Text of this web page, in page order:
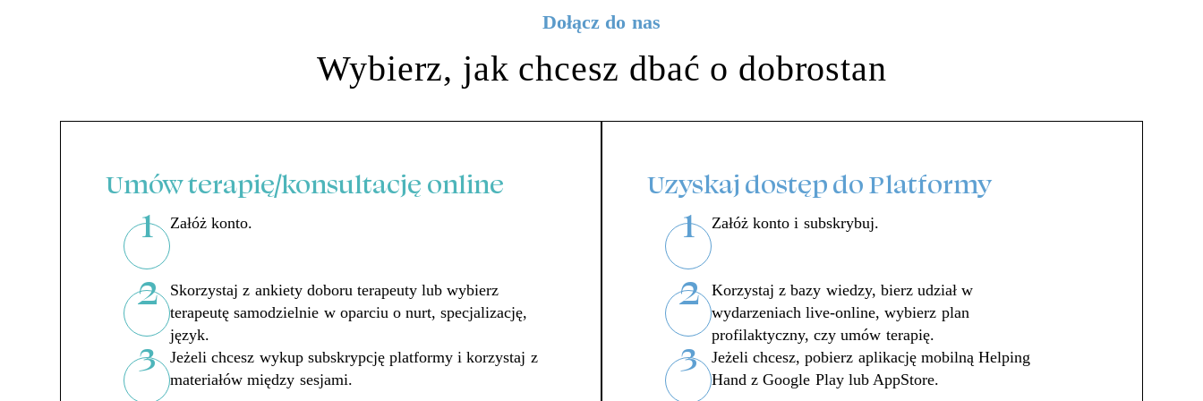
Dołącz do nas
Wybierz, jak chcesz dbać o dobrostan
Umów terapię/konsultację online
1 Załóż konto.
2
Skorzystaj z ankiety doboru terapeuty lub wybierz
terapeutę samodzielnie w oparciu o nurt, specjalizację,
język.
3
Jeżeli chcesz wykup subskrypcję platformy i korzystaj z
materiałów między sesjami.
Uzyskaj dostęp do Platformy
1 Załóż konto i subskrybuj.
2
Korzystaj z bazy wiedzy, bierz udział w
wydarzeniach live-online, wybierz plan
profilaktyczny, czy umów terapię.
3
Jeżeli chcesz, pobierz aplikację mobilną Helping
Hand z Google Play lub AppStore.